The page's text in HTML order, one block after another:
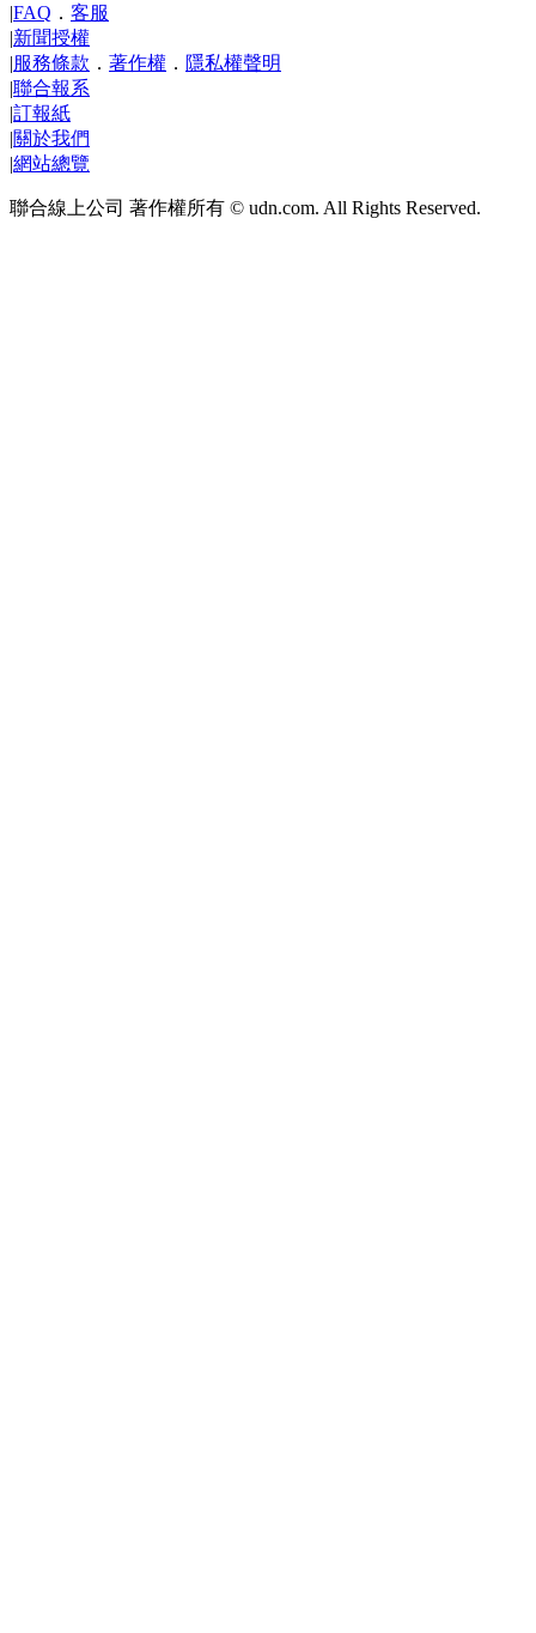
|FAQ ． 客服
|新聞授權
|服務條款 ． 著作權 ． 隱私權聲明
|聯合報系
|訂報紙
|關於我們
|網站總覽
聯合線上公司 著作權所有 © udn.com. All Rights Reserved.